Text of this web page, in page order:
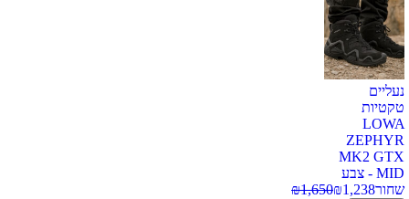
נעליים
טקטיות
LOWA
ZEPHYR
MK2 GTX
MID - צבע
שחור
₪1,238
₪1,650